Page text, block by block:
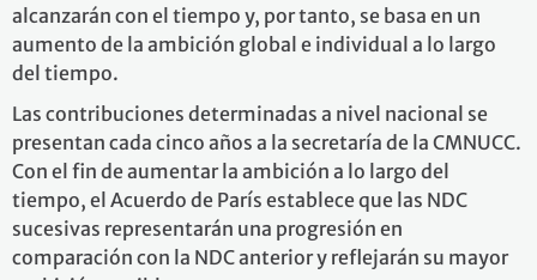
alcanzarán con el tiempo y, por tanto, se basa en un
aumento de la ambición global e individual a lo largo
del tiempo.
Las contribuciones determinadas a nivel nacional se
presentan cada cinco años a la secretaría de la CMNUCC.
Con el fin de aumentar la ambición a lo largo del
tiempo, el Acuerdo de París establece que las NDC
sucesivas representarán una progresión en
comparación con la NDC anterior y reflejarán su mayor